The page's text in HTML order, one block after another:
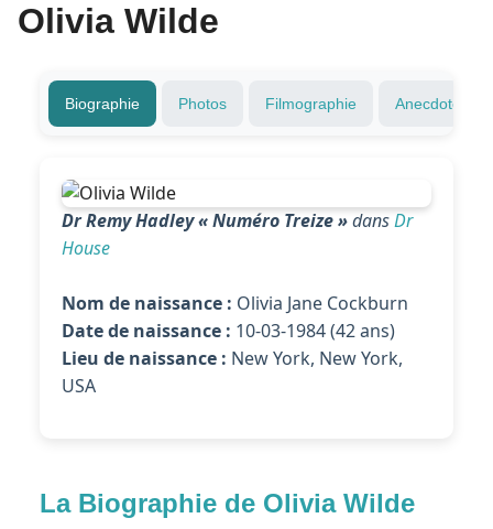
Olivia Wilde
Biographie Photos Filmographie Anecdotes
Dr Remy Hadley « Numéro Treize »dansDr
House
Nom de naissance : Olivia Jane Cockburn
Date de naissance : 10-03-1984 (42 ans)
Lieu de naissance : New York, New York,
USA
La Biographie de Olivia Wilde